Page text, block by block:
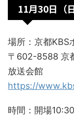
11月30日（
場所：京都KBS
〒602-8588 京
放送会館
https://
時間：開場